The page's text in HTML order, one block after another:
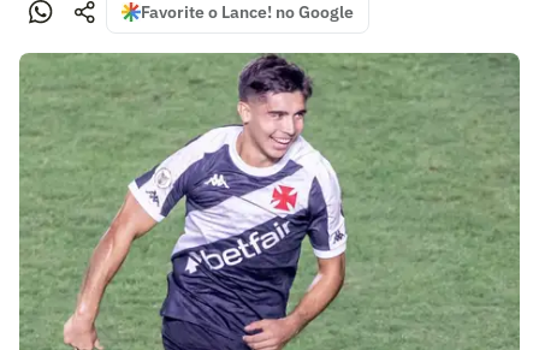
Favorite o Lance! no Google